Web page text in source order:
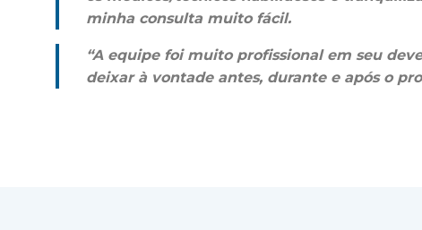
minha consulta muito fácil.
“A equipe foi muito profissional em seu
deixar à vontade antes, durante e após o